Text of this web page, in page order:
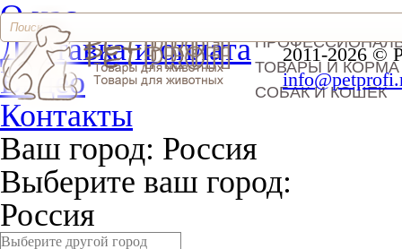
О нас
Доставка и оплата
Видео
Контакты
Ваш город: Россия
Выберите ваш город:
Россия
ТОВАРЫ И
СОБАК И КОШЕК
2011-2026 ©